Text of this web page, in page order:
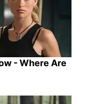
- Where Are